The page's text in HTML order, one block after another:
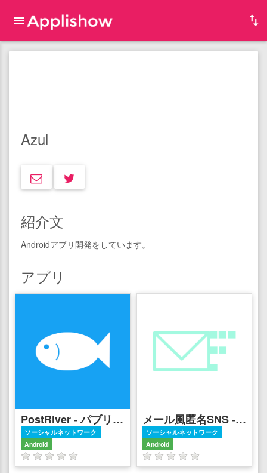
Azul
紹介文
Androidアプリ開発をしています。
アプリ
PostRiver - パブリックタイムラインだけのSNS
ソーシャルネットワーク
Android
メール風匿名SNS - RandomMailer
ソーシャルネットワーク
Android